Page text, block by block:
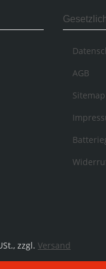
AGB
Sitemap
zzgl. Versand